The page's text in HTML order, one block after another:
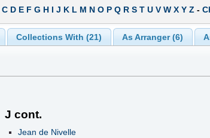
C D E F G H I J K L M N O P Q R S T U V W X Y Z -
Collections With (21) As Arranger (6)
J cont.
Jean de Nivelle